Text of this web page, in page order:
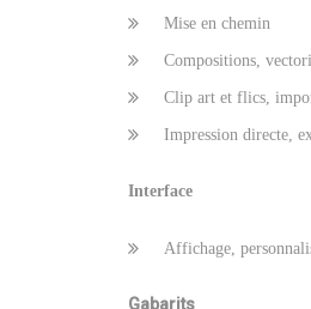
Mise en chemin
Compositions,
Clip art et flics,
Impression directe,
Interface
Affichage,
Gabarits